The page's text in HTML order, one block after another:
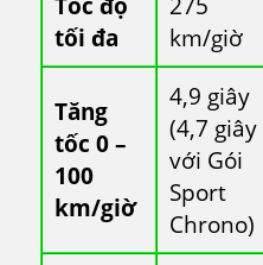
tối đa
km/giờ
Tăng
tốc 0 –
100
km/giờ
4,9 giây
(4,7 giây
với Gói
Sport
Chrono)